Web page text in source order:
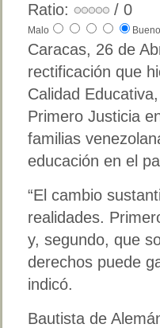
Ratio: / 0
Malo Bueno
Caracas, 26 de
rectificación que
Calidad
Primero Justicia
familias
educación en el
“El cambio
realidades.
y, segundo, que
derechos puede
indicó.
Bautista de